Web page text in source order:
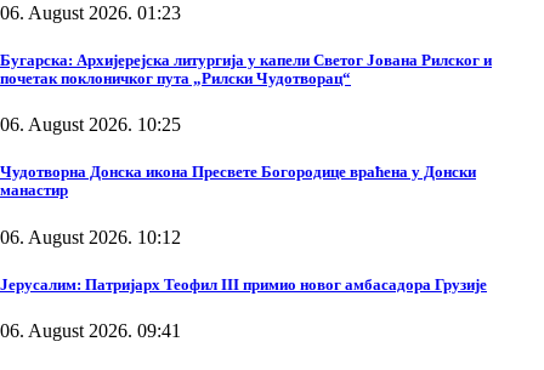
06. August 2026. 01:23
Бугарска: Архијерејска литургија у капели Светог Јована Рилског и
почетак поклоничког пута „Рилски Чудотворац“
06. August 2026. 10:25
Чудотворна Донска икона Пресвете Богородице враћена у Донски
манастир
06. August 2026. 10:12
Јерусалим: Патријарх Теофил III примио новог амбасадора Грузије
06. August 2026. 09:41